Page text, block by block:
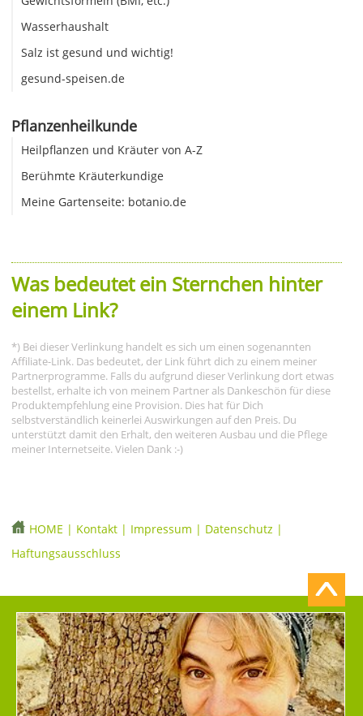
Wasserhaushalt
Salz ist gesund und wichtig!
gesund-speisen.de
Pflanzenheilkunde
Heilpflanzen und Kräuter von A-Z
Berühmte Kräuterkundige
Meine Gartenseite: botanio.de
Was bedeutet ein Sternchen hinter
einem Link?
*) Bei dieser Verlinkung handelt es sich um einen sogenannten
Affiliate-Link. Das bedeutet, der Link führt dich zu einem meiner
Partnerprogramme. Falls du aufgrund dieser Verlinkung dort etwas
bestellst, erhalte ich von meinem Partner als Dankeschön für diese
Produktempfehlung eine Provision. Dies hat für Dich
selbstverständlich keinerlei Auswirkungen auf den Preis. Du
unterstützt damit den Erhalt, den weiteren Ausbau und die Pflege
meiner Internetseite. Vielen Dank :-)
HOME | Kontakt | Impressum | Datenschutz |
Haftungsausschluss